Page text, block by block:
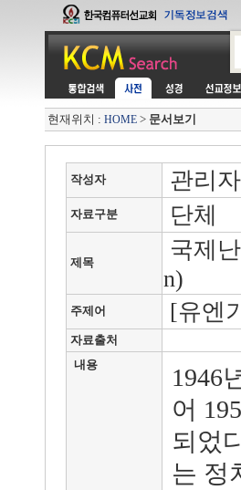
현재위치 : HOME > 문서보기
작성자 관리자
자료구분 단체
제목
국제
n)
주제어 [유엔
자료출처
내용
1946
어
되었
는 정